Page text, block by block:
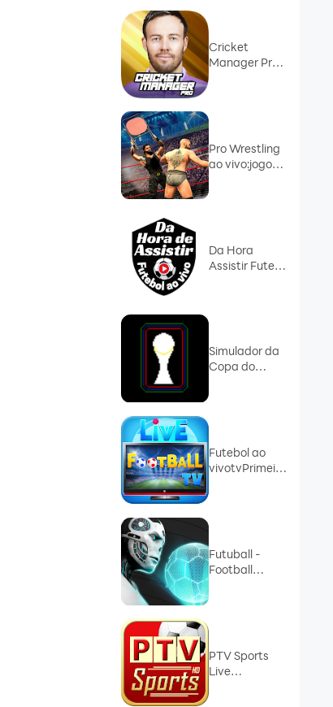
Cricket
Manager Pro
Pro Wrestling
ao vivo:jogo
Da Hora
Assistir Fute
Simulador da
Copa do
Futebol ao
vivotvPrimeira
Futuball -
Football
PTV Sports
Live